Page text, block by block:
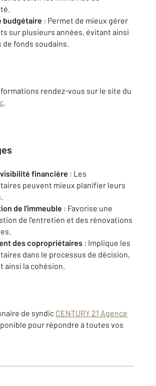
budgétaire : Permet de mieux gérer
sur plusieurs années, évitant ainsi
de fonds soudains.
rendez-vous sur le site du
.
financière : Les
peuvent mieux planifier leurs
de l'immeuble : Favorise une
de l'entretien et des rénovations
des copropriétaires : Implique les
dans le processus de décision,
ainsi la cohésion.
de syndic CENTURY 21 Agence
pour répondre à toutes vos